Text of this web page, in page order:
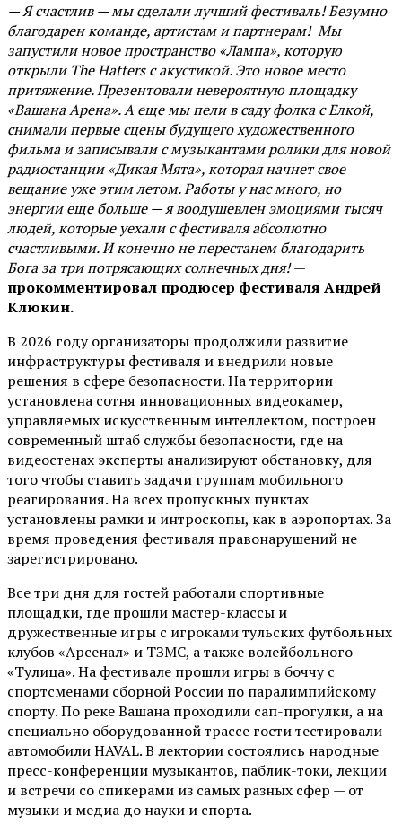
— Я счастлив — мы сделали лучший фестиваль! Безумно
благодарен команде, артистам и партнерам! Мы
запустили новое пространство «Лампа», которую
открыли The Hatters с акустикой. Это новое место
притяжение. Презентовали невероятную площадку
«Вашана Арена». А еще мы пели в саду фолка с Елкой,
снимали первые сцены будущего художественного
фильма и записывали с музыкантами ролики для новой
радиостанции «Дикая Мята», которая начнет свое
вещание уже этим летом. Работы у нас много, но
энергии еще больше — я воодушевлен эмоциями тысяч
людей, которые уехали с фестиваля абсолютно
счастливыми. И конечно не перестанем благодарить
Бога за три потрясающих солнечных дня!—
прокомментировал продюсер фестиваля Андрей
Клюкин.
В 2026 году организаторы продолжили развитие
инфраструктуры фестиваля и внедрили новые
решения в сфере безопасности. На территории
установлена сотня инновационных видеокамер,
управляемых искусственным интеллектом, построен
современный штаб службы безопасности, где на
видеостенах эксперты анализируют обстановку, для
того чтобы ставить задачи группам мобильного
реагирования. На всех пропускных пунктах
установлены рамки и интроскопы, как в аэропортах. За
время проведения фестиваля правонарушений не
зарегистрировано.
Все три дня для гостей работали спортивные
площадки, где прошли мастер-классы и
дружественные игры с игроками тульских футбольных
клубов «Арсенал» и ТЗМС, а также волейбольного
«Тулица». На фестивале прошли игры в боччу с
спортсменами сборной России по паралимпийскому
спорту. По реке Вашана проходили сап-прогулки, а на
специально оборудованной трассе гости тестировали
автомобили HAVAL. В лектории состоялись народные
пресс-конференции музыкантов, паблик-токи, лекции
и встречи со спикерами из самых разных сфер — от
музыки и медиа до науки и спорта.